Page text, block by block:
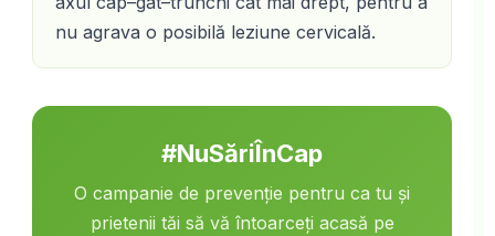
nu agrava o posibilă leziune cervicală.
#NuSăriÎnCap
O campanie de prevenție pentru ca tu și
prietenii tăi să vă întoarceți acasă pe